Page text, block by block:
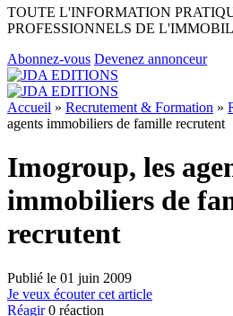
TOUTE L'INFORMATION
PROFESSIONNELS DE
Abonnez-vous Devenez annonceur
Accueil » Recrutement & Formation »
agents immobiliers de famille recrutent
Imogroup, les
immobiliers de
recrutent
Publié le 01 juin 2009
Je veux écouter cet article
Réagir 0 réaction